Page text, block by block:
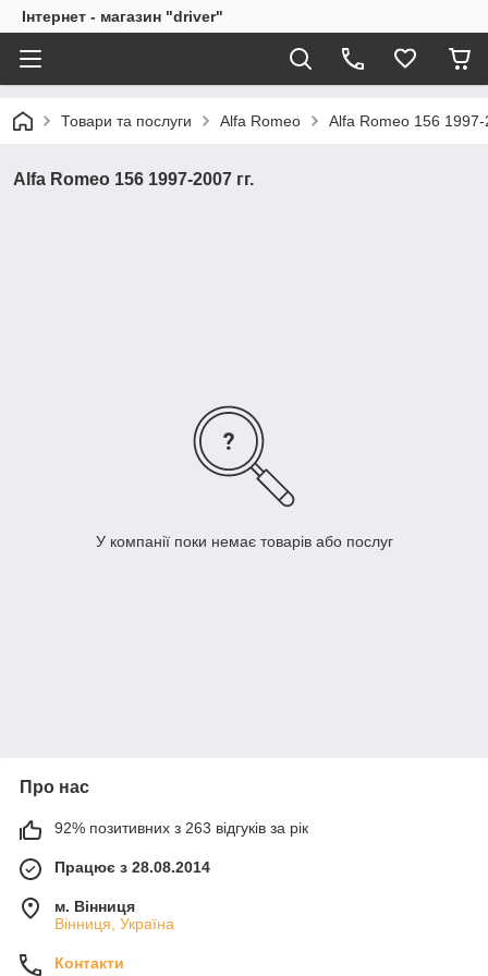
Інтернет - магазин "driver"
Товари та послуги Alfa Romeo Alfa Romeo 156 1997-
Alfa Romeo 156 1997-2007 гг.
У компанії поки немає товарів або послуг
Про нас
92% позитивних з 263 відгуків за рік
Працює з 28.08.2014
м. Вінниця
Вінниця, Україна
Контакти